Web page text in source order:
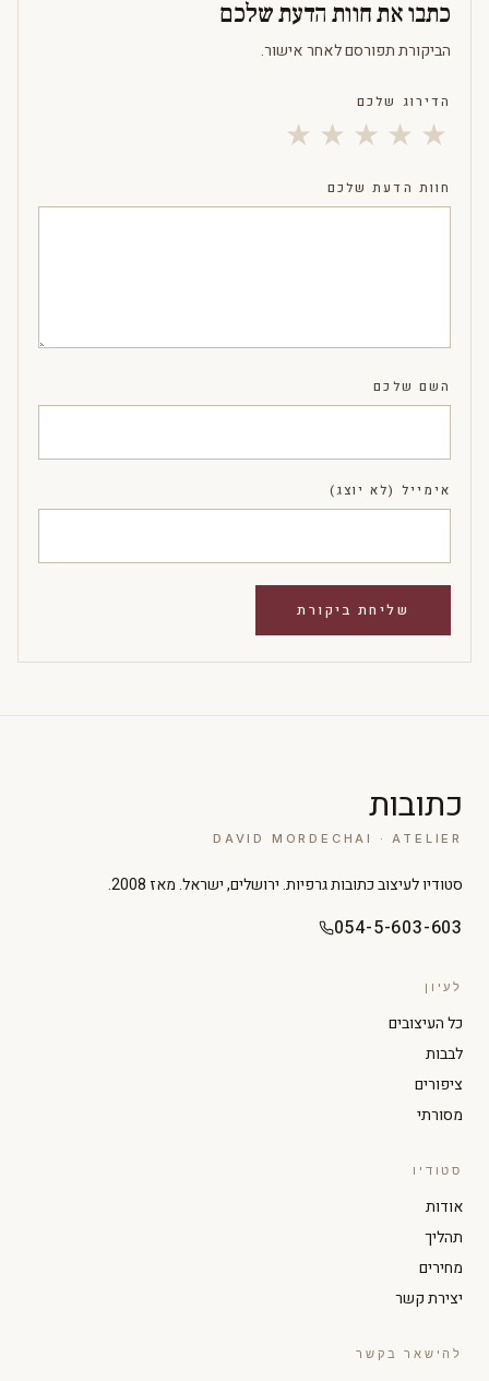
כתבו את חוות הדעת שלכם
הביקורת תפורסם לאחר אישור.
הדירוג שלכם
★ ★ ★ ★ ★
חוות הדעת שלכם
השם שלכם
אימייל (לא יוצג)
כתובות
DAVID MORDECHAI · ATELIER
סטודיו לעיצוב כתובות גרפיות. ירושלים, ישראל. מאז 2008.
054-5-603-603
לעיון
כל העיצובים
לבבות
ציפורים
מסורתי
סטודיו
אודות
תהליך
מחירים
יצירת קשר
להישאר בקשר